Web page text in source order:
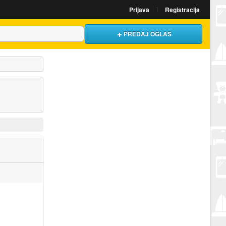
Prijava Registracija
PREDAJ OGLAS